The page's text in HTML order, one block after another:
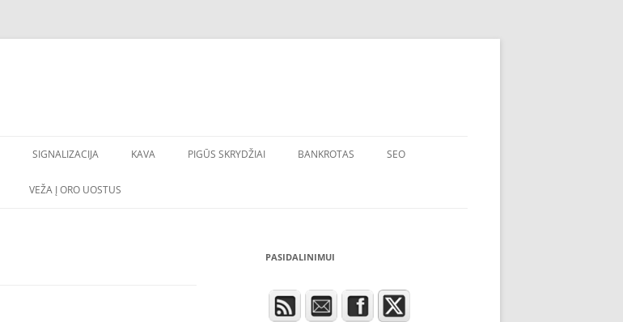
SIGNALIZACIJA KAVA PIGŪS SKRYDŽIAI BANKROTAS SEO
VEŽA Į ORO UOSTUS
PASIDALINIMUI